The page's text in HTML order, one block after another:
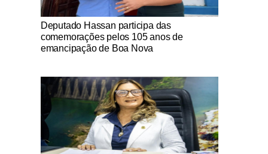
Notícias Católicas
Deputado Hassan participa das
comemorações pelos 105 anos de
emancipação de Boa Nova